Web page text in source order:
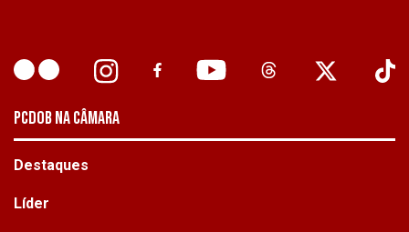
PCDOB NA CÂMARA
Destaques
Líder